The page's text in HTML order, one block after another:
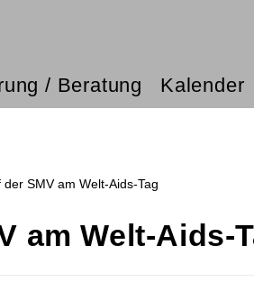
/ Beratung Kalender
am Welt-Aids-